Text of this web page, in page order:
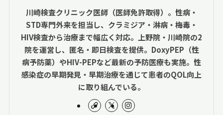
川崎検査クリニック医師（医師免許取得）。性病・
STD専門外来を担当し、クラミジア・淋病・梅毒・
HIV検査から治療まで幅広く対応。上野院・川崎院の2
院を運営し、匿名・即日検査を提供。DoxyPEP（性
病予防薬）やHIV-PEPなど最新の予防医療も実施。性
感染症の早期発見・早期治療を通じて患者のQOL向上
に取り組んでいる。